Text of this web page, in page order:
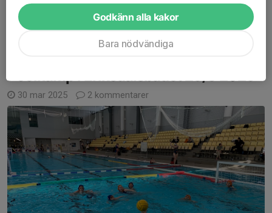
man inte en Poolkamp, men arrangörerna Järfälla S hade räknat
ut både...
30 mar 2025 2 kommentarer
Godkänn alla kakor
Bara nödvändiga